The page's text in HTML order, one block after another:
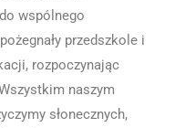
wspólnego
przedszkole i
rozpoczynając
naszym
słonecznych,